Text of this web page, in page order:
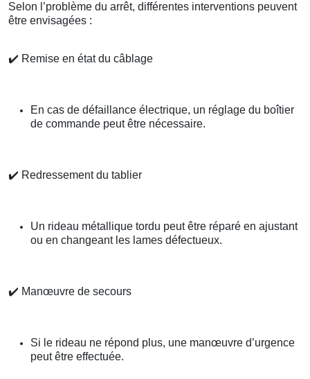
Selon l’problème du arrêt, différentes interventions peuvent
être envisagées :
✔️ Remise en état du câblage
En cas de défaillance électrique, un réglage du boîtier
de commande peut être nécessaire.
✔️ Redressement du tablier
Un rideau métallique tordu peut être réparé en ajustant
ou en changeant les lames défectueux.
✔️ Manœuvre de secours
Si le rideau ne répond plus, une manœuvre d’urgence
peut être effectuée.